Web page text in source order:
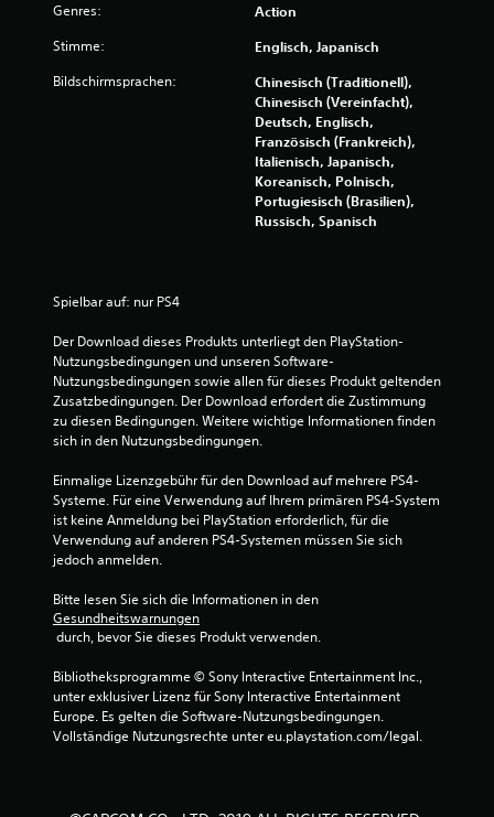
n
g
Genres: Action
Stimme: Englisch, Japanisch
Bildschirmsprachen:
Chinesisch (Traditionell),
Chinesisch (Vereinfacht),
Deutsch, Englisch,
Französisch (Frankreich),
Italienisch, Japanisch,
Koreanisch, Polnisch,
Portugiesisch (Brasilien),
Russisch, Spanisch
Spielbar auf: nur PS4
Der Download dieses Produkts unterliegt den PlayStation-
Nutzungsbedingungen und unseren Software-
Nutzungsbedingungen sowie allen für dieses Produkt geltenden
Zusatzbedingungen. Der Download erfordert die Zustimmung
zu diesen Bedingungen. Weitere wichtige Informationen finden
sich in den Nutzungsbedingungen.
Einmalige Lizenzgebühr für den Download auf mehrere PS4-
Systeme. Für eine Verwendung auf Ihrem primären PS4-System
ist keine Anmeldung bei PlayStation erforderlich, für die
Verwendung auf anderen PS4-Systemen müssen Sie sich
jedoch anmelden.
Bitte lesen Sie sich die Informationen in den
Gesundheitswarnungen
durch, bevor Sie dieses Produkt verwenden.
Bibliotheksprogramme © Sony Interactive Entertainment Inc.,
unter exklusiver Lizenz für Sony Interactive Entertainment
Europe. Es gelten die Software-Nutzungsbedingungen.
Vollständige Nutzungsrechte unter eu.playstation.com/legal.